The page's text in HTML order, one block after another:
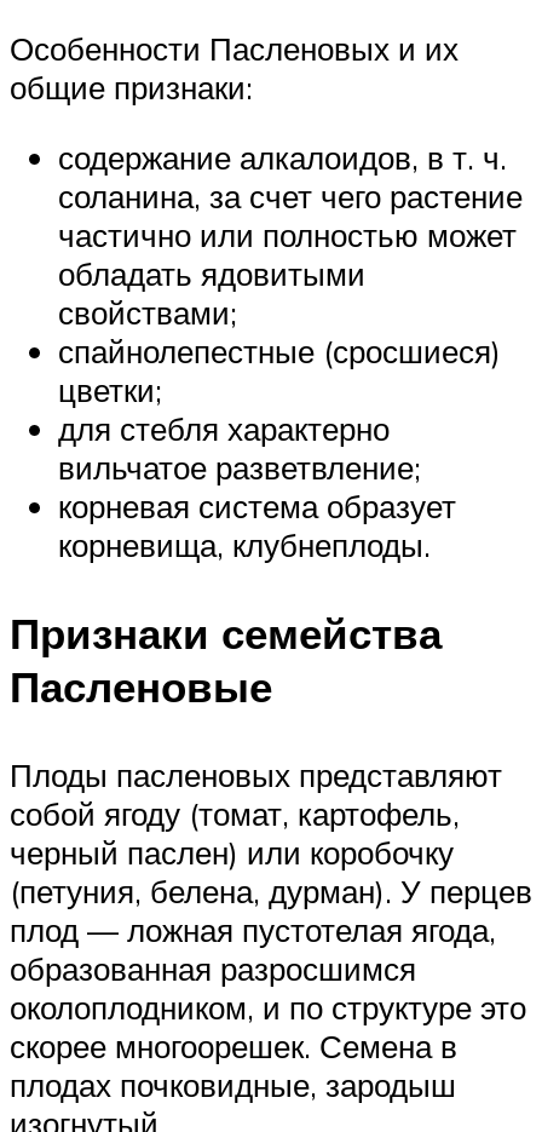
Особенности Пасленовых и их
общие признаки:
содержание алкалоидов, в т. ч.
соланина, за счет чего растение
частично или полностью может
обладать ядовитыми
свойствами;
спайнолепестные (сросшиеся)
цветки;
для стебля характерно
вильчатое разветвление;
корневая система образует
корневища, клубнеплоды.
Признаки семейства
Пасленовые
Плоды пасленовых представляют
собой ягоду (томат, картофель,
черный паслен) или коробочку
(петуния, белена, дурман). У перцев
плод — ложная пустотелая ягода,
образованная разросшимся
околоплодником, и по структуре это
скорее многоорешек. Семена в
плодах почковидные, зародыш
изогнутый.